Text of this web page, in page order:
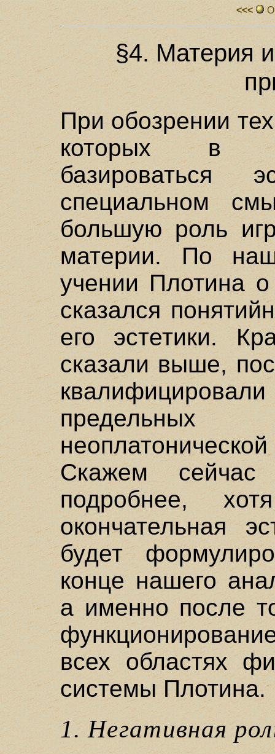
<<<
§4. Материя
При обозрении
которых в
базироваться
специальном
большую роль
материи. По
учении Плотина
сказался
его эстетики.
сказали выше,
предельных
Скажем
подробнее,
окончательная
будет
конце нашего
а именно после
всех областях
системы Плотина.
1. Негативная